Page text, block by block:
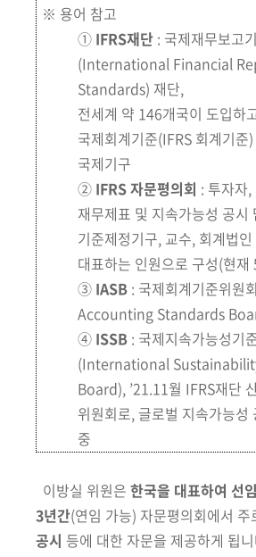
※ 용어 참고
① IFRS재단 : 국제재무보고
(International Financial
Standards) 재단,
전세계 약 146개국이 도입하
국제회계기준(IFRS 회계기준
국제기구
② IFRS 자문평의회 : 투자자
재무제표 및 지속가능성 공시
기준제정기구, 교수, 회계법
대표하는 인원으로 구성(현재
③ IASB : 국제회계기준위
Accounting Standards
④ ISSB : 국제지속가능성기
(International
Board), ’21.11월 IFRS재단
위원회로, 글로벌 지속가능성
중
이방실 위원은 한국을 대표하여 선임
3년간(연임 가능) 자문평의회에서 주
공시 등에 대한 자문을 제공하게 됩